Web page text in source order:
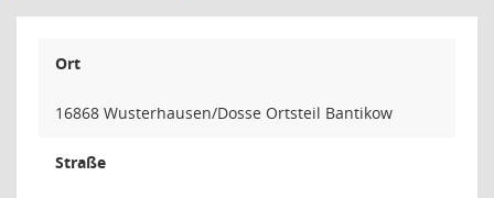
Ort
16868 Wusterhausen/Dosse Ortsteil Bantikow
Straße